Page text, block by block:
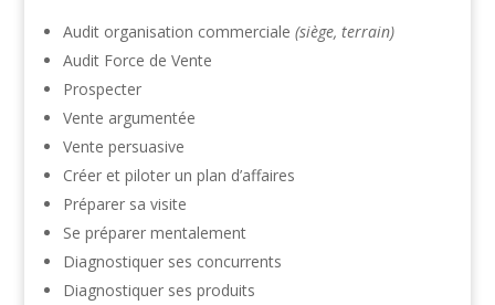
Audit organisation commerciale (siège, terrain)
Audit Force de Vente
Prospecter
Vente argumentée
Vente persuasive
Créer et piloter un plan d’affaires
Préparer sa visite
Se préparer mentalement
Diagnostiquer ses concurrents
Diagnostiquer ses produits